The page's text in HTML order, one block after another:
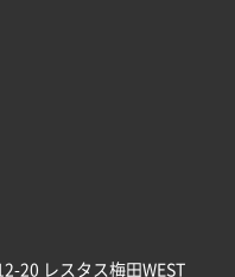
20 レスタス梅田WEST